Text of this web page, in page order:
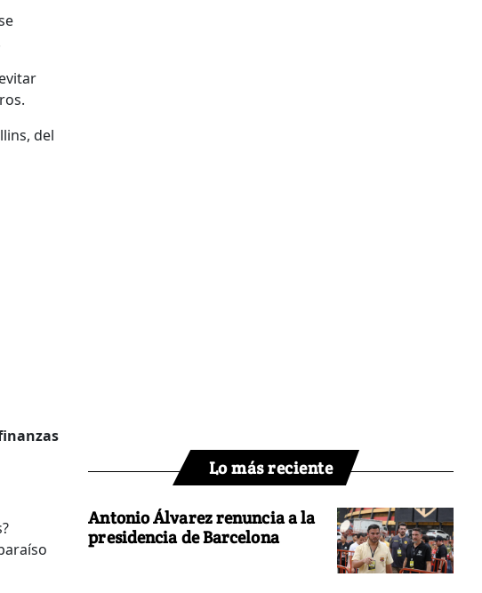
del
Lo más reciente
Antonio Álvarez renuncia a la
presidencia de Barcelona